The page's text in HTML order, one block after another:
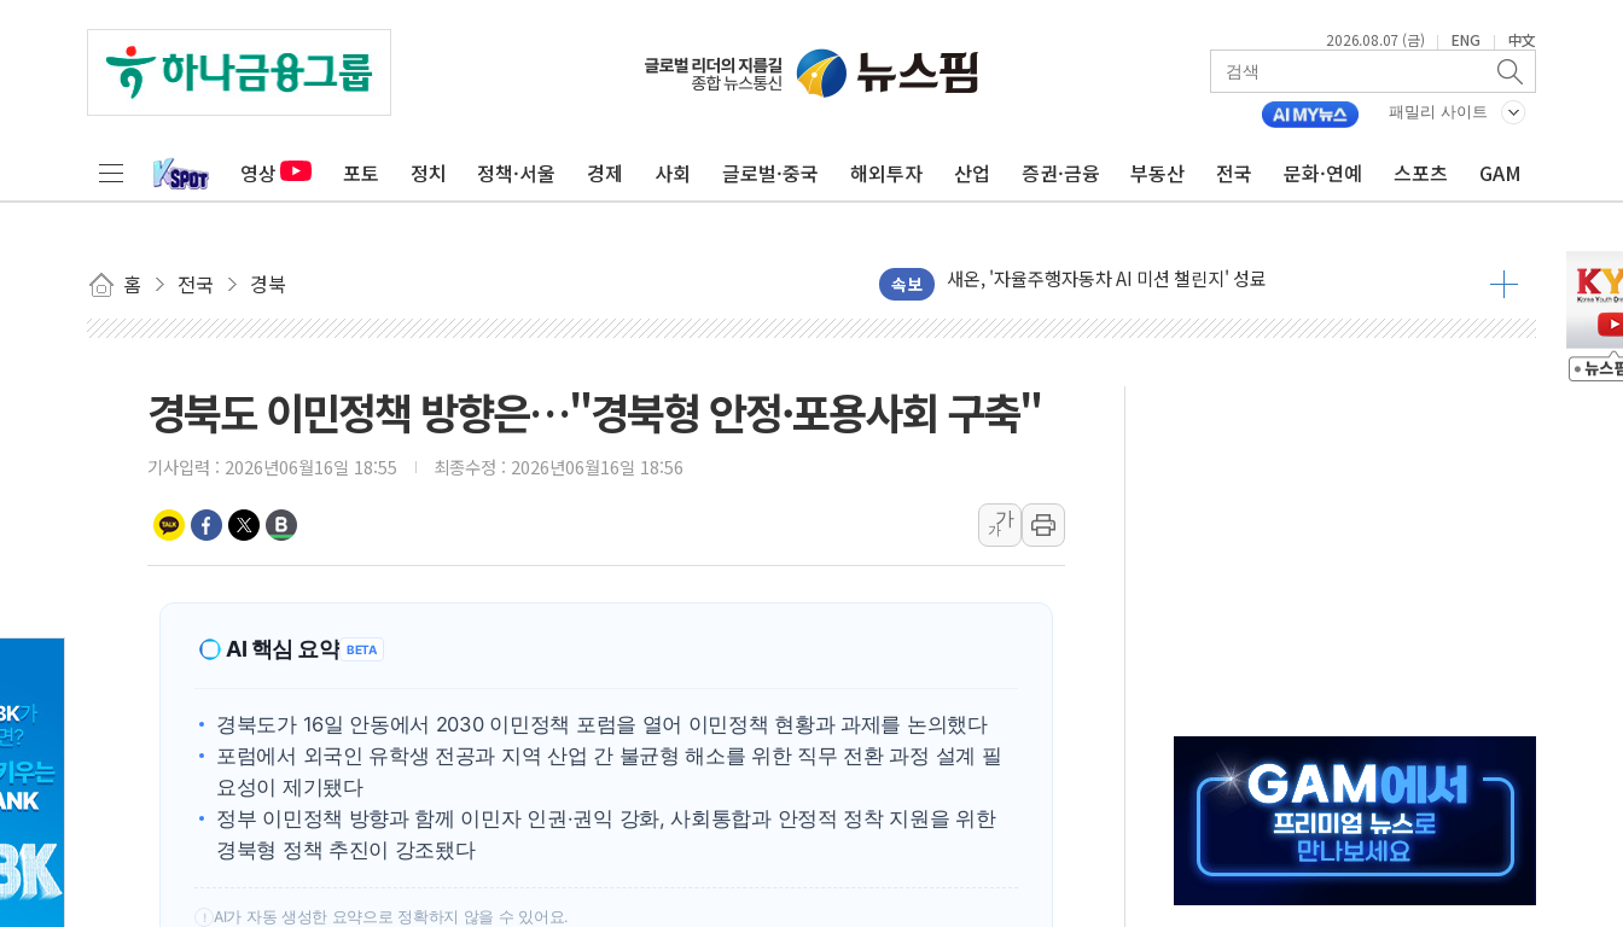
2026.08.07 (금) | ENG | 中文
패밀리 사이트
영상 포토 정치 정책·서울 경제 사회 글로벌·중국 해외투자 산업 증권·금융 부동산 전국 문화·연예 스포츠 GAM
홈 전국 경북 속보
29CM, 홈·라이프스타일 기획전 '이구홈위크' …최대 90% 할인
오에스피, '세계 고양이의 날' 맞아 네이버와 대규모 프로모션
사우디 "북·남서 이란 지휘 아래 동시 공격 임박…에너지·항만 표적"
에이치시티 "에이치엔에이치바이오, 휴믹 흡수합병 완료"
에스트래픽, LS 일렉트릭 철도신호 사업 인수 계약
세븐일레븐, 쿠팡이츠와 손잡고 퀵커머스 확대
[특징주] 저가 매수 유입…프리마켓 대형주 소폭 반등
이란 협상단장, 트럼프 'TACO' 조롱 "쇼외교...더 이상 필요 없다"
오뚜기, '2026 오뚜기몰 대잔치' …경품·할인 혜택 풍성
풀무원푸드앤컬처, 인천공항서 '팔도음식대전'
애경산업, 서울시 취약계층 위해 53억원 상당 통큰 기부
중기부, 떡국·떡볶이떡 제조업 '생계형 적합업종' 재지정...5년 더 보호
[브라질증시] 금리 인하에도 추가 완화 불확실성에 1.2% 하락 마감
[뉴스핌 이 시각 PICK] 李, 오늘 부동산 2차 회의 外
카드사 고객 유입 창구 된 '트래블카드'…휴가철 넘어 장기 고객 묶는다
경북도 이민정책 방향은…"경북형 안정·포용사회 구축"
기사입력 : 2026년06월16일 18:55 최종수정 : 2026년06월16일 18:56
가
가
AI 핵심 요약 BETA
경북도가 16일 안동에서 2030 이민정책 포럼을 열어 이민정책 현황과 과제를 논의했다
포럼에서 외국인 유학생 전공과 지역 산업 간 불균형 해소를 위한 직무 전환 과정 설계 필
요성이 제기됐다
정부 이민정책 방향과 함께 이민자 인권·권익 강화, 사회통합과 안정적 정착 지원을 위한
경북형 정책 추진이 강조됐다
! AI가 자동 생성한 요약으로 정확하지 않을 수 있어요.